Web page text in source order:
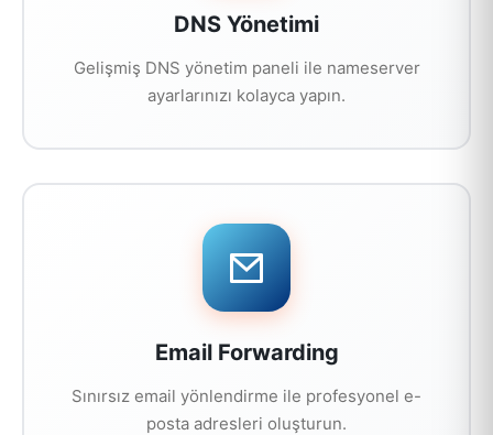
DNS Yönetimi
Gelişmiş DNS yönetim paneli ile nameserver
ayarlarınızı kolayca yapın.
Email Forwarding
Sınırsız email yönlendirme ile profesyonel e-
posta adresleri oluşturun.